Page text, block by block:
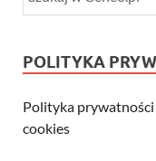
POLITYKA
Polityka
cookies